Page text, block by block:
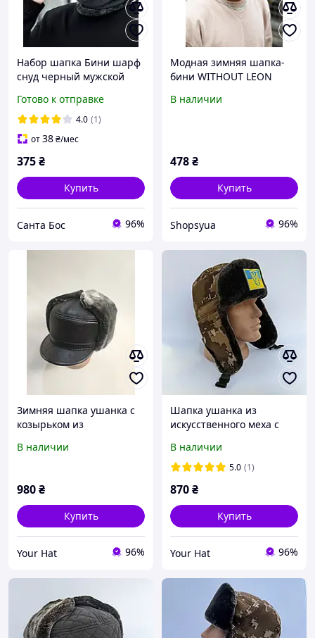
Набор шапка Бини шарф
снуд черный мужской
Готово к отправке
4.0 (1)
от38₴/мес
375₴
Купить
Санта Бос 96%
Модная зимняя шапка-
бини WITHOUT LEON
стильная полушерстяная
В наличии
478₴
Купить
Shopsyua 96%
Зимняя шапка ушанка с
козырьком из
56
В наличии
980₴
Купить
Your Hat 96%
Шапка ушанка из
искусственного меха с
56
В наличии
5.0 (1)
870₴
Купить
Your Hat 96%